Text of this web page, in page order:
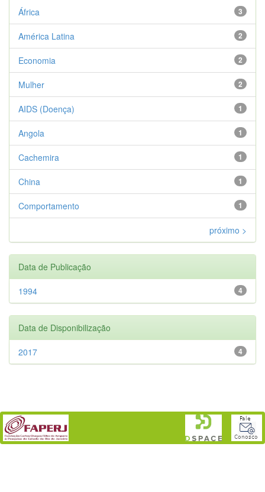
3
África
2
América Latina
2
Economia
2
Mulher
1
AIDS (Doença)
1
Angola
1
Cachemira
1
China
1
Comportamento
próximo >
Data de Publicação
4
1994
Data de Disponibilização
4
2017